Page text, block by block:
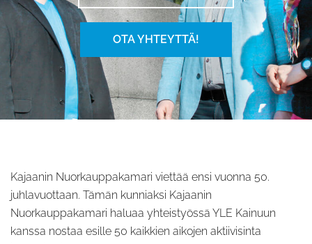
OTA YHTEYTTÄ!
Kajaanin Nuorkauppakamari viettää ensi vuonna 50.
juhlavuottaan. Tämän kunniaksi Kajaanin
Nuorkauppakamari haluaa yhteistyössä YLE Kainuun
kanssa nostaa esille 50 kaikkien aikojen aktiivisinta